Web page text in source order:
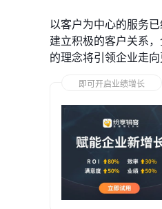
以客户为中心的服务
建立积极的客户关系
的理念将引领企业走向
即可开启业绩增长